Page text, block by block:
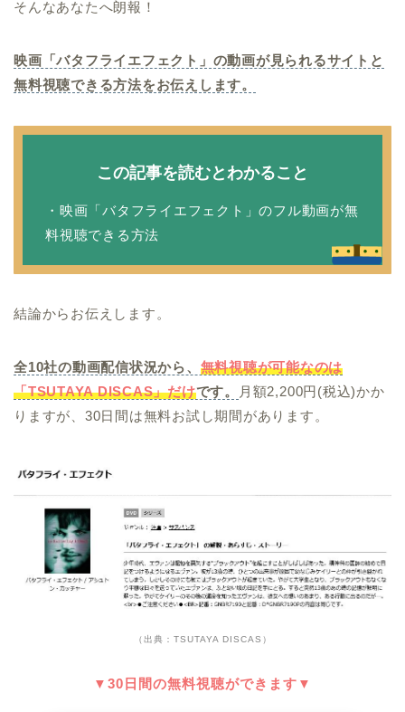
そんなあなたへ朗報！
映画「バタフライエフェクト」の動画が見られるサイトと
無料視聴できる方法をお伝えします。
この記事を読むとわかること
・映画「バタフライエフェクト」のフル動画が無
料視聴できる方法
結論からお伝えします。
全10社の動画配信状況から、 無料視聴が可能なのは
「TSUTAYA DISCAS」だけです。
月額2,200円(税込)かか
りますが、30日間は無料お試し期間があります。
（出典：TSUTAYA DISCAS）
▼30日間の無料視聴ができます▼